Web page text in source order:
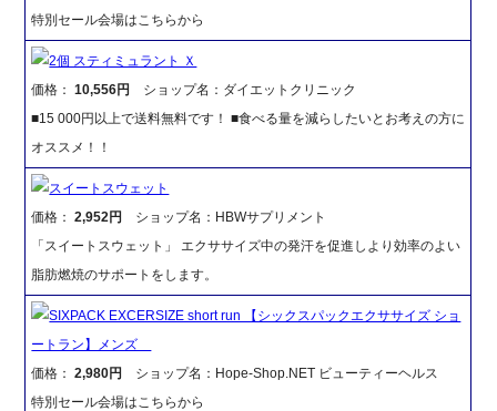
特別セール会場はこちらから
2個 スティミュラント Ｘ
価格：10,556円
ショップ名：ダイエットクリニック
■15 000円以上で送料無料です！ ■食べる量を減らしたいとお考えの方に
オススメ！！
スイートスウェット
価格：2,952円
ショップ名：HBWサプリメント
「スイートスウェット」 エクササイズ中の発汗を促進しより効率のよい
脂肪燃焼のサポートをします。
SIXPACK EXCERSIZE short run 【シックスパックエクササイズ ショ
ートラン】メンズ
価格：2,980円
ショップ名：Hope-Shop.NET ビューティーヘルス
特別セール会場はこちらから